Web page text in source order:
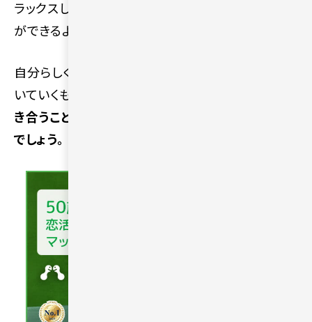
ラックスした状態でコミュニケーションを取ること
ができるようになります。
自分らしく振る舞える関係のほうが、無理なく長く続
いていくものです。
き合うことが、確固たる信頼関係の構築につながる
でしょう。